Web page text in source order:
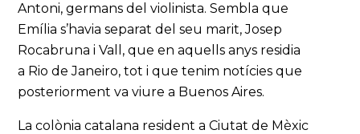
Antoni, germans del violinista. Sembla que
Emília s’havia separat del seu marit, Josep
Rocabruna i Vall, que en aquells anys residia
a Rio de Janeiro, tot i que tenim notícies que
posteriorment va viure a Buenos Aires.
La colònia catalana resident a Ciutat de Mèxic